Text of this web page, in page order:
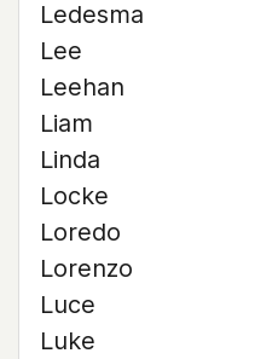
Ledesma
Lee
Leehan
Liam
Linda
Locke
Loredo
Lorenzo
Luce
Luke